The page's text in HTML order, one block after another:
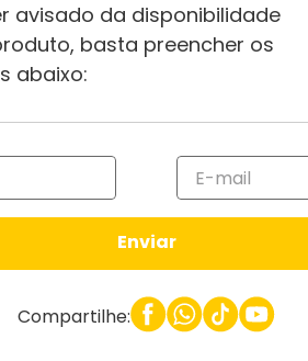
avisado da disponibilidade
basta preencher os
abaixo:
Enviar
Compartilhe: